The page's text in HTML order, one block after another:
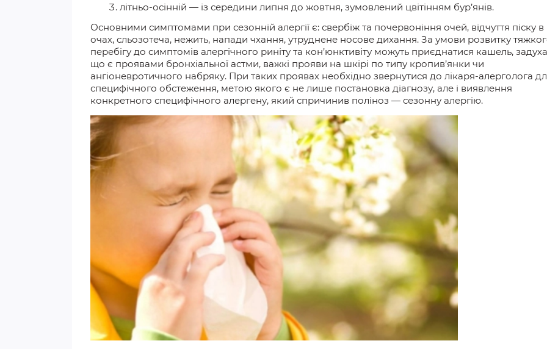
літньо-осінній — із середини липня до жовтня, зумовлений цвітінням бур’янів.
Основними симптомами при сезонній алергії є: свербіж та почервоніння очей, відчуття піску в
очах, сльозотеча, нежить, напади чхання, утруднене носове дихання. За умови розвитку
перебігу до симптомів алергічного риніту та кон’юнктивіту можуть приєднатися кашель,
що є проявами бронхіальної астми, важкі прояви на шкірі по типу кропив’янки чи
ангіоневротичного набряку. При таких проявах необхідно звернутися до лікаря-алерголога
специфічного обстеження, метою якого є не лише постановка діагнозу, але і виявлення
конкретного специфічного алергену, який спричинив поліноз — сезонну алергію.